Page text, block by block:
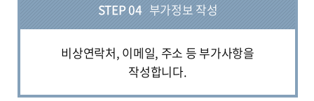
STEP 04 부가정보 작성
비상연락처, 이메일, 주소 등 부가사항을
작성합니다.